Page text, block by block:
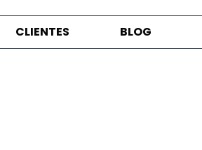
CLIENTES BLOG